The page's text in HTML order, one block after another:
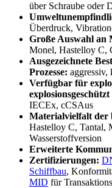
über Schraube oder
Überdruck,
Große Auswahl an
Monel, Hastelloy C,
Ausgezeichnete
Prozesse:
Verfügbar für
explosionsgeschützt
IECEx, cCSAus
Materialvielfalt der
Hastelloy C, Tantal,
Wasserstoffversion
Erweiterte
Zertifizierungen:
Schiffbau,
MID für